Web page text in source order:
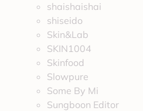
shaishaishai
shiseido
Skin&Lab
SKIN1004
Skinfood
Slowpure
Some By Mi
Sungboon Editor